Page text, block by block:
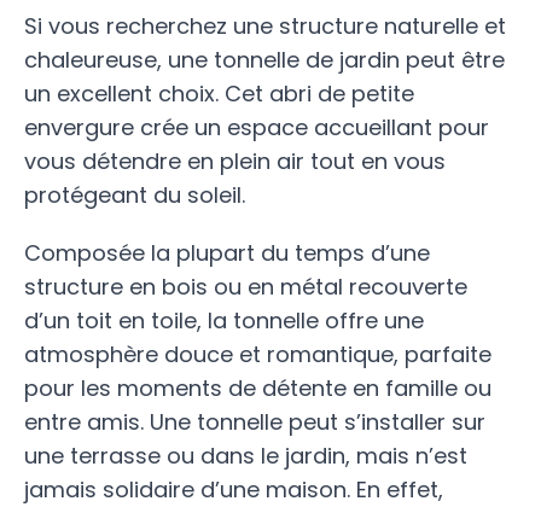
Si vous recherchez une structure naturelle et
chaleureuse, une tonnelle de jardin peut être
un excellent choix. Cet abri de petite
envergure crée un espace accueillant pour
vous détendre en plein air tout en vous
protégeant du soleil.
Composée la plupart du temps d’une
structure en bois ou en métal recouverte
d’un toit en toile, la tonnelle offre une
atmosphère douce et romantique, parfaite
pour les moments de détente en famille ou
entre amis. Une tonnelle peut s’installer sur
une terrasse ou dans le jardin, mais n’est
jamais solidaire d’une maison. En effet,